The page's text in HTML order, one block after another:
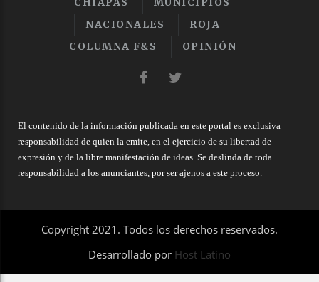
NACIONALES
ROJA
COLUMNA F&S
OPINIÓN
El contenido de la información publicada en este portal es exclusiva
responsabilidad de quien la emite, en el ejercicio de su libertad de
expresión y de la libre manifestación de ideas. Se deslinda de toda
responsabilidad a los anunciantes, por ser ajenos a este proceso.
Copyright 2021. Todos los derechos reservados.
Desarrollado por Host Latino